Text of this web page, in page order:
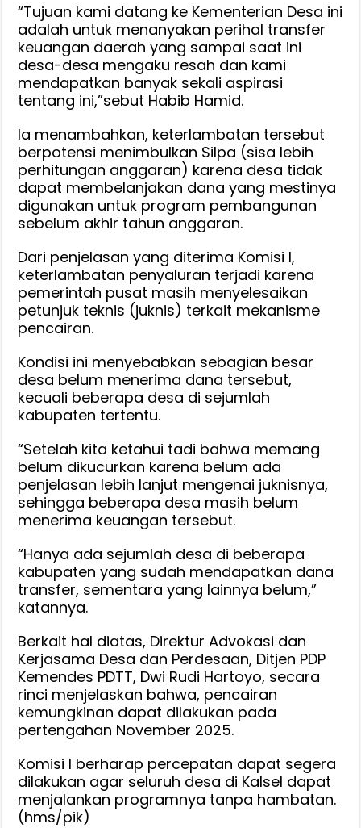
“Tujuan kami datang ke Kementerian Desa ini
adalah untuk menanyakan perihal transfer
keuangan daerah yang sampai saat ini
desa-desa mengaku resah dan kami
mendapatkan banyak sekali aspirasi
tentang ini,”sebut Habib Hamid.
Ia menambahkan, keterlambatan tersebut
berpotensi menimbulkan Silpa (sisa lebih
perhitungan anggaran) karena desa tidak
dapat membelanjakan dana yang mestinya
digunakan untuk program pembangunan
sebelum akhir tahun anggaran.
Dari penjelasan yang diterima Komisi I,
keterlambatan penyaluran terjadi karena
pemerintah pusat masih menyelesaikan
petunjuk teknis (juknis) terkait mekanisme
pencairan.
Kondisi ini menyebabkan sebagian besar
desa belum menerima dana tersebut,
kecuali beberapa desa di sejumlah
kabupaten tertentu.
“Setelah kita ketahui tadi bahwa memang
belum dikucurkan karena belum ada
penjelasan lebih lanjut mengenai juknisnya,
sehingga beberapa desa masih belum
menerima keuangan tersebut.
“Hanya ada sejumlah desa di beberapa
kabupaten yang sudah mendapatkan dana
transfer, sementara yang lainnya belum,”
katannya.
Berkait hal diatas, Direktur Advokasi dan
Kerjasama Desa dan Perdesaan, Ditjen PDP
Kemendes PDTT, Dwi Rudi Hartoyo, secara
rinci menjelaskan bahwa, pencairan
kemungkinan dapat dilakukan pada
pertengahan November 2025.
Komisi I berharap percepatan dapat segera
dilakukan agar seluruh desa di Kalsel dapat
menjalankan programnya tanpa hambatan.
(hms/pik)